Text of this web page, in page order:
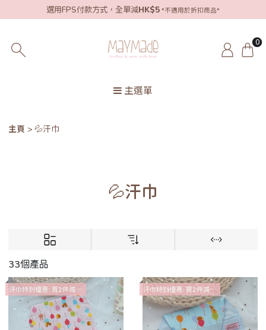
選用FPS付款方式，全單減HK$5 *不適用於折扣商品*
0
主選單
主頁 💦汗巾
💦汗巾
33個產品
汗巾特別優惠: 買2件減$10 汗巾特別優惠: 買2件減$10